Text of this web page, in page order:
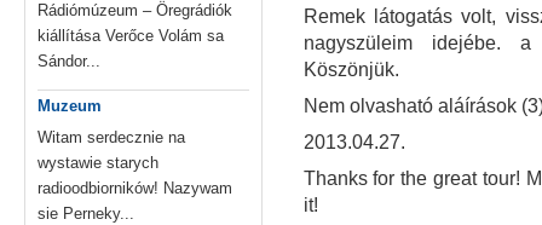
Rádiómúzeum – Öregrádiók
kiállítása Verőce Volám sa
Sándor...
Muzeum
Witam serdecznie na
wystawie starych
radioodbiorników! Nazywam
sie Perneky...
Remek látogatás volt,
nagyszüleim idejébe.
Köszönjük.
Nem olvasható aláírások
2013.04.27.
Thanks for the great tour!
it!